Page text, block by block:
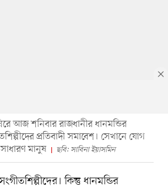
আজ শনিবার রাজধানীর ধানমন্ডির
প্রতিবাদী সমাবেশ। সেখানে যোগ
সাধারণ মানুষ
ছবি: সাবিনা ইয়াসমিন
কিন্তু ধানমন্ডির